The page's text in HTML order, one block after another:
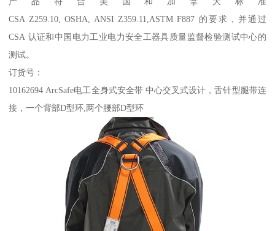
CSA Z259.10, OSHA, ANSI Z359.11,ASTM F887 的要求，并通过
CSA 认证和中国电力工业电力安全工器具质量监督检验测试中心的
测试。
订货号：
10162694 ArcSafe电工全身式安全带 中心交叉式设计，舌针型腿带连
接，一个背部D型环,两个腰部D型环